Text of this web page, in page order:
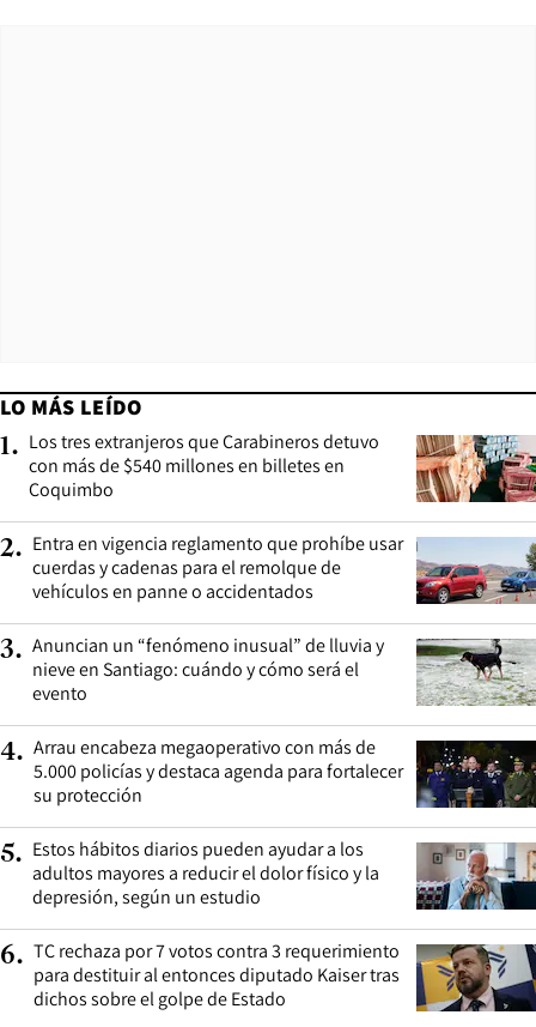
LO MÁS LEÍDO
1. Los tres extranjeros que Carabineros detuvo
con más de $540 millones en billetes en
Coquimbo
2. Entra en vigencia reglamento que prohíbe usar
cuerdas y cadenas para el remolque de
vehículos en panne o accidentados
3. Anuncian un “fenómeno inusual” de lluvia y
nieve en Santiago: cuándo y cómo será el
evento
4. Arrau encabeza megaoperativo con más de
5.000 policías y destaca agenda para fortalecer
su protección
5. Estos hábitos diarios pueden ayudar a los
adultos mayores a reducir el dolor físico y la
depresión, según un estudio
6. TC rechaza por 7 votos contra 3 requerimiento
para destituir al entonces diputado Kaiser tras
dichos sobre el golpe de Estado